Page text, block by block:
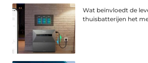
Wat beïnvloedt de
thuisbatterijen het